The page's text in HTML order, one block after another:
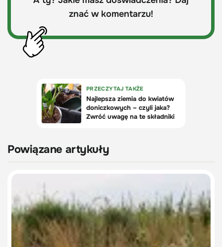
znać w komentarzu!
Powiązane artykuły